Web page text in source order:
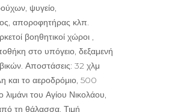
ψυγείο,
αποροφητήρας κλπ.
βοηθητικοί χώροι ,
στο υπόγειο, δεξαμενή
Αποστάσεις: 32 χλμ
και το αεροδρόμιο, 500
λιμάνι του Αγίου Νικολάου,
τη θάλασσα. Τιμή